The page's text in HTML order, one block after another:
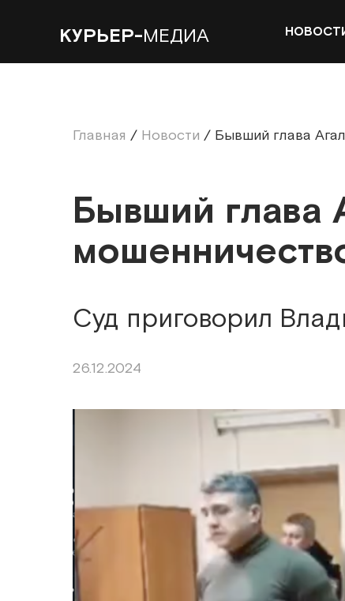
КУРЬЕР-МЕДИА
Главная / Новости / Бывший глава
Бывший глава
Суд приговорил
26.12.2024